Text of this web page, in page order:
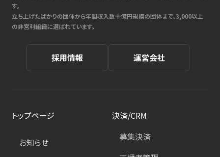
す。
立ち上げたばかりの団体から年間収入数十億円規模の団体まで、3,000以上
の非営利組織に選ばれています。
採用情報 運営会社
トップページ
お知らせ
決済/CRM
募集決済